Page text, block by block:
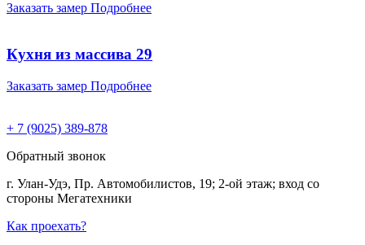
Заказать замер Подробнее
Кухня из массива 29
Заказать замер Подробнее
+ 7 (9025) 389-878
Обратный звонок
г. Улан-Удэ, Пр. Автомобилистов, 19; 2-ой этаж; вход со
стороны Мегатехники
Как проехать?